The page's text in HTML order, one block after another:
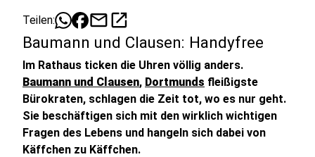
Teilen: mailopen_in_new
Baumann und Clausen: Handyfree
Im Rathaus ticken die Uhren völlig anders.
Baumann und Clausen, Dortmunds fleißigste
Bürokraten, schlagen die Zeit tot, wo es nur geht.
Sie beschäftigen sich mit den wirklich wichtigen
Fragen des Lebens und hangeln sich dabei von
Käffchen zu Käffchen.